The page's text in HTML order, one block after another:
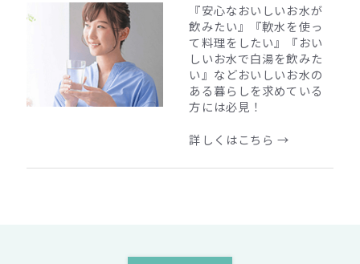
『安心なおいしいお水が
飲みたい』『軟水を使っ
て料理をしたい』『おい
しいお水で白湯を飲みた
い』 などおいしいお水の
ある暮らしを求めている
方には必見！
詳しくはこちら →